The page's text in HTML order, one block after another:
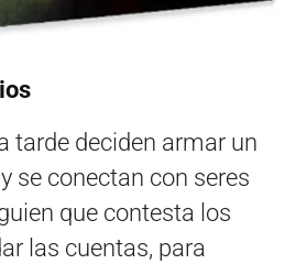
tarde deciden armar un
se conectan con seres
que contesta los
las cuentas, para